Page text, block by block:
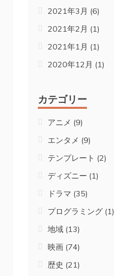
2021年3月 (6)
2021年2月 (1)
2021年1月 (1)
2020年12月 (1)
カテゴリー
アニメ (9)
エンタメ (9)
テンプレート (2)
ディズニー (1)
ドラマ (35)
プログラミング (1)
地域 (13)
映画 (74)
歴史 (21)